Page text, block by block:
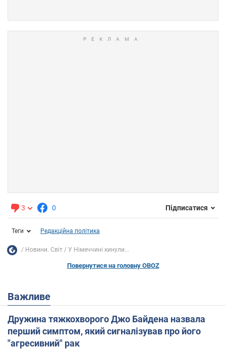
3 0 Підписатися
Теги Редакційна політика
Новини. Світ У Німеччині кинули...
Повернутися на головну OBOZ
Важливе
Дружина тяжкохворого Джо Байдена назвала
перший симптом, який сигналізував про його
"агресивний" рак